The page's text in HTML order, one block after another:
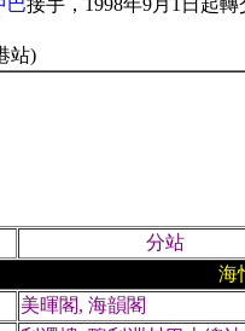
巴接手，1998年9月1日起
站)
分站
海
美暉閣, 海韻閣